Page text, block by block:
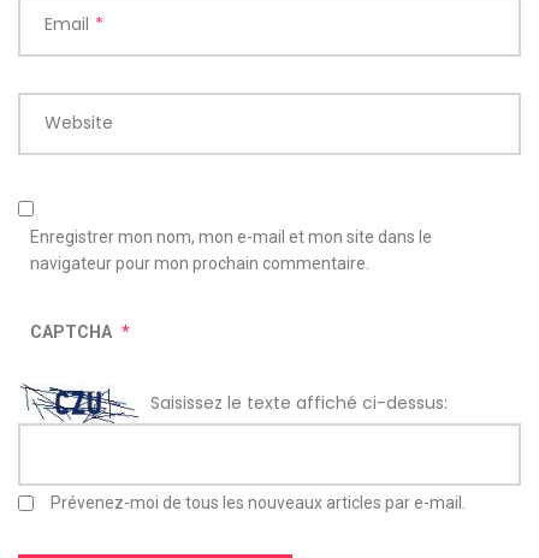
Email *
Website
Enregistrer mon nom, mon e-mail et mon site dans le
navigateur pour mon prochain commentaire.
CAPTCHA *
Saisissez le texte affiché ci-dessus:
Prévenez-moi de tous les nouveaux articles par e-mail.